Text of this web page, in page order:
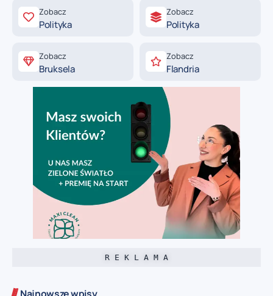
Zobacz
Polityka
Zobacz
Polityka
Zobacz
Bruksela
Zobacz
Flandria
R E K L A M A